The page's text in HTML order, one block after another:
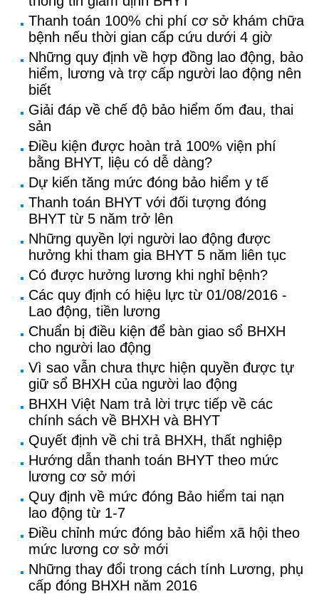
Thanh toán 100% chi phí cơ sở khám chữa
bệnh nếu thời gian cấp cứu dưới 4 giờ
Những quy định về hợp đồng lao động, bảo
hiểm, lương và trợ cấp người lao động nên
biết
Giải đáp về chế độ bảo hiểm ốm đau, thai
sản
Điều kiện được hoàn trả 100% viện phí
bằng BHYT, liệu có dễ dàng?
Dự kiến tăng mức đóng bảo hiểm y tế
Thanh toán BHYT với đối tượng đóng
BHYT từ 5 năm trở lên
Những quyền lợi người lao động được
hưởng khi tham gia BHYT 5 năm liên tục
Có được hưởng lương khi nghỉ bệnh?
Các quy định có hiệu lực từ 01/08/2016 -
Lao động, tiền lương
Chuẩn bị điều kiện để bàn giao sổ BHXH
cho người lao động
Vì sao vẫn chưa thực hiện quyền được tự
giữ sổ BHXH của người lao động
BHXH Việt Nam trả lời trực tiếp về các
chính sách về BHXH và BHYT
Quyết định về chi trả BHXH, thất nghiệp
Hướng dẫn thanh toán BHYT theo mức
lương cơ sở mới
Quy định về mức đóng Bảo hiểm tai nạn
lao động từ 1-7
Điều chỉnh mức đóng bảo hiểm xã hội theo
mức lương cơ sở mới
Những thay đổi trong cách tính Lương, phụ
cấp đóng BHXH năm 2016